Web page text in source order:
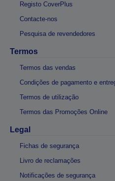
Registo CoverPlus
Contacte-nos
Pesquisa de revendedores
Termos
Termos das vendas
Condições de pagamento e
Termos de utilização
Termos das Promoções Online
Legal
Fichas de segurança
Livro de reclamações
Notificações de segurança